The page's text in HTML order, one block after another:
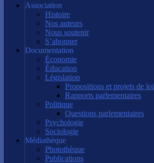
Association
Histoire
Nos auteurs
Nous soutenir
S’abonner
Documentation
Économie
Éducation
Législation
Propositions et projets de loi
Rapports parlementaires
Politique
Questions parlementaires
Psychologie
Sociologie
Médiathèque
Photothèque
Publications